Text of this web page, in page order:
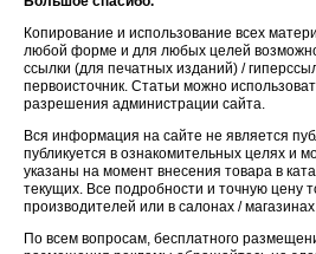
Копирование и использование всех
любой форме и для любых целей
ссылки (для печатных изданий) /
первоисточник. Статьи можно
разрешения администрации сайта.
Вся информация на сайте не является
публикуется в ознакомительных целях и
указаны на момент внесения товара в
текущих. Все подробности и точную цену
производителей или в салонах /
По всем вопросам, бесплатного